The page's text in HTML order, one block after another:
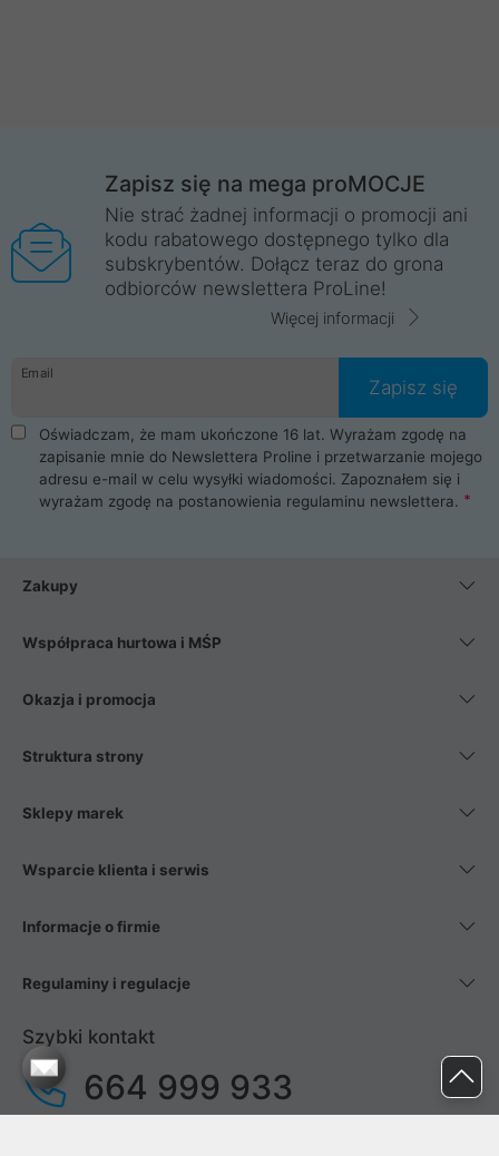
Zapisz się na mega proMOCJE
Nie strać żadnej informacji o promocji ani
kodu rabatowego dostępnego tylko dla
subskrybentów. Dołącz teraz do grona
odbiorców newslettera ProLine!
Więcej informacji
Email
Zapisz się
Oświadczam, że mam ukończone 16 lat. Wyrażam zgodę na
zapisanie mnie do Newslettera Proline i przetwarzanie mojego
adresu e-mail w celu wysyłki wiadomości. Zapoznałem się i
wyrażam zgodę na postanowienia regulaminu newslettera.
Zakupy
Współpraca hurtowa i MŚP
Okazja i promocja
Struktura strony
Sklepy marek
Wsparcie klienta i serwis
Informacje o firmie
Regulaminy i regulacje
Szybki kontakt
664 999 933